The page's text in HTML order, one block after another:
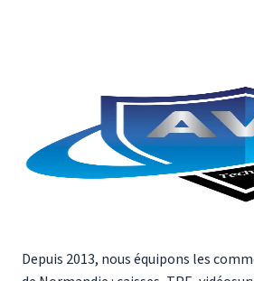
Depuis 2013, nous équipons les